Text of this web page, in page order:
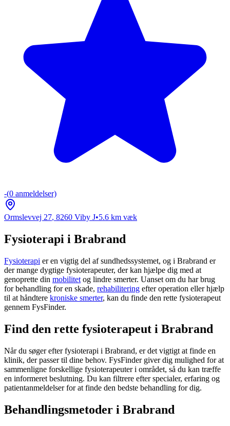
-(0 anmeldelser)
Ormslevvej 27, 8260 Viby J•5.6 km væk
Fysioterapi i Brabrand
Fysioterapi er en vigtig del af sundhedssystemet, og i Brabrand er
der mange dygtige fysioterapeuter, der kan hjælpe dig med at
genoprette din mobilitet og lindre smerter. Uanset om du har brug
for behandling for en skade, rehabilitering efter operation eller hjælp
til at håndtere kroniske smerter, kan du finde den rette fysioterapeut
gennem FysFinder.
Find den rette fysioterapeut i Brabrand
Når du søger efterfysioterapi i Brabrand, er det vigtigt at finde en
klinik, der passer til dine behov. FysFinder giver dig mulighed for at
sammenligne forskellige fysioterapeuter i området, så du kan træffe
en informeret beslutning. Du kan filtrere efter specialer, erfaring og
patientanmeldelser for at finde den bedste behandling for dig.
Behandlingsmetoder i Brabrand